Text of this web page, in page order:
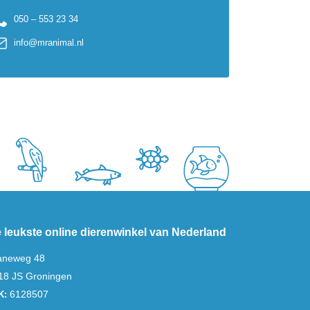
050 – 553 23 34
info@mranimal.nl
leukste online dierenwinkel van Nederland
48
JS Groningen
6128507